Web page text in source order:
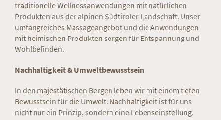
traditionelle Wellnessanwendungen mit natürlichen
Produkten aus der alpinen Südtiroler Landschaft. Unser
umfangreiches Massageangebot und die Anwendungen
mit heimischen Produkten sorgen für Entspannung und
Wohlbefinden.
Nachhaltigkeit & Umweltbewusstsein
In den majestätischen Bergen leben wir mit einem tiefen
Bewusstsein für die Umwelt. Nachhaltigkeit ist für uns
nicht nur ein Prinzip, sondern eine Lebenseinstellung.